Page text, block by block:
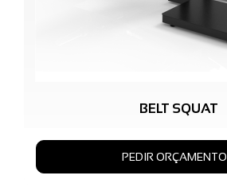
BELT SQUAT
PEDIR ORÇAMENTO